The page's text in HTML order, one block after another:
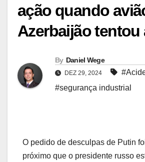
ação quando
Azerbaijão tentou
By Daniel Wege
DEZ 29, 2024
#segurança industrial
O pedido de desculpas de Putin
próximo que o presidente russo